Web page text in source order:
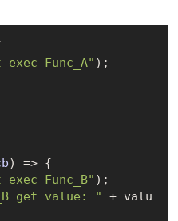
Func_A" );
) => {
Func_B" );
get value: " + valu